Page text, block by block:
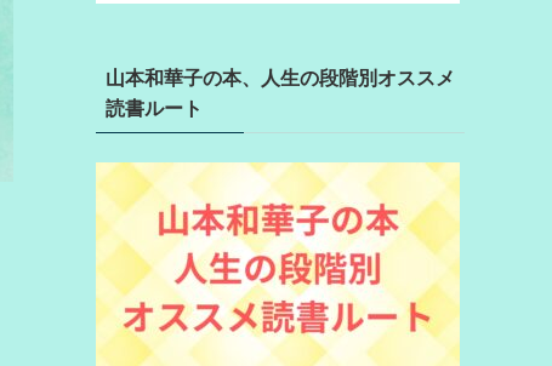
山本和華子の本、人生の段階別オススメ
読書ルート